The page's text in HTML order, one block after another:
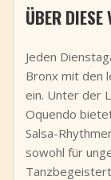
ÜBER DIESE
Jeden
Bronx mit den
ein. Unter der
Oquendo
Salsa-
sowohl für